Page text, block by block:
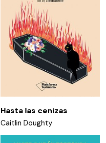
Hasta las cenizas
Caitlin Doughty